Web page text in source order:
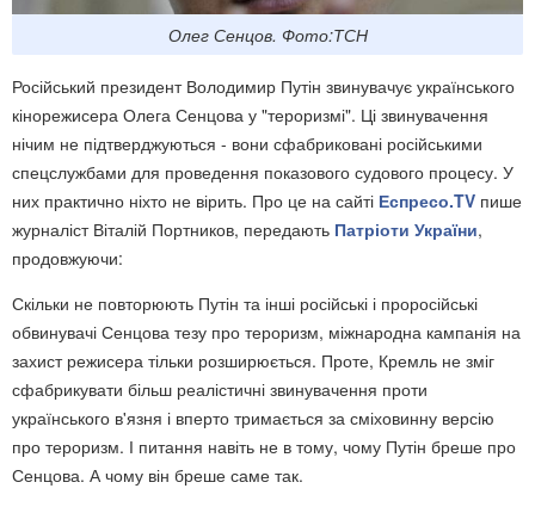
Олег Сенцов. Фото:ТСН
Російський президент Володимир Путін звинувачує українського
кінорежисера Олега Сенцова у "тероризмі". Ці звинувачення
нічим не підтверджуються - вони сфабриковані російськими
спецслужбами для проведення показового судового процесу. У
них практично ніхто не вірить. Про це на сайті Еспресо.TV пише
журналіст Віталій Портников, передають Патріоти України,
продовжуючи:
Скільки не повторюють Путін та інші російські і проросійські
обвинувачі Сенцова тезу про тероризм, міжнародна кампанія на
захист режисера тільки розширюється. Проте, Кремль не зміг
сфабрикувати більш реалістичні звинувачення проти
українського в'язня і вперто тримається за сміховинну версію
про тероризм. І питання навіть не в тому, чому Путін бреше про
Сенцова. А чому він бреше саме так.